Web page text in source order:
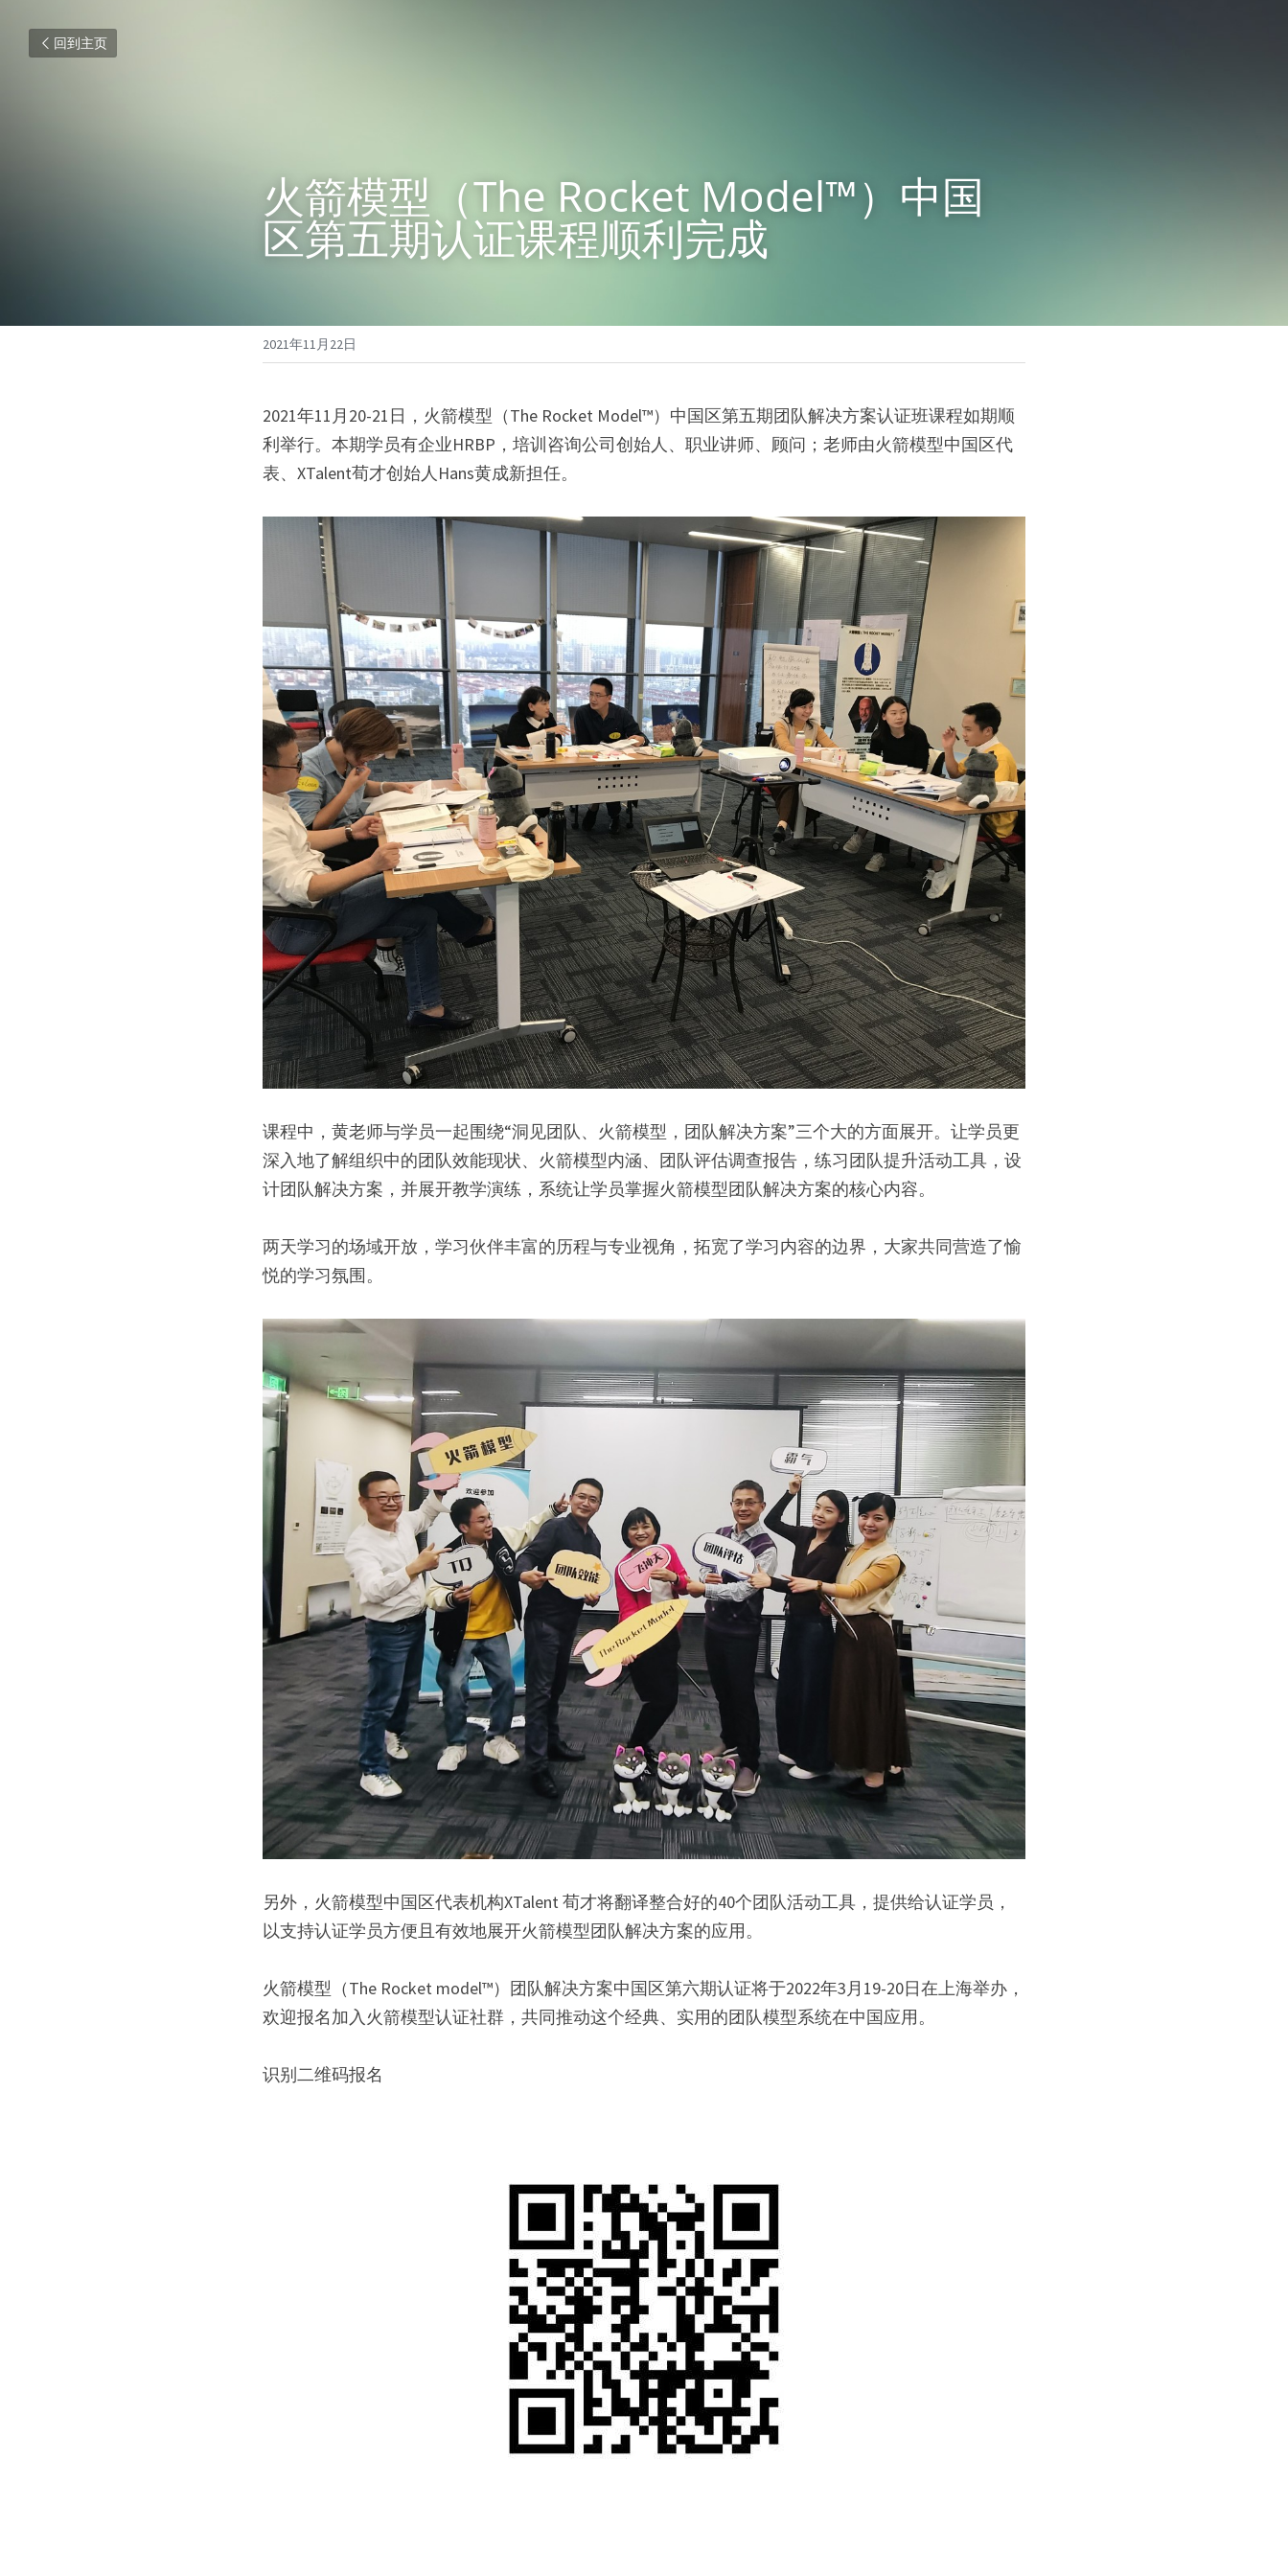
回到主页
火箭模型（The Rocket Model™）中国
区第五期认证课程顺利完成
2021年11月22日
2021年11月20-21日，火箭模型（The Rocket Model™）中国区第五期团队解决方案认证班课程如期顺
利举行。本期学员有企业HRBP，培训咨询公司创始人、职业讲师、顾问；老师由火箭模型中国区代
表、XTalent荀才创始人Hans黄成新担任。
课程中，黄老师与学员一起围绕“洞见团队、火箭模型，团队解决方案”三个大的方面展开。让学员更
深入地了解组织中的团队效能现状、火箭模型内涵、团队评估调查报告，练习团队提升活动工具，设
计团队解决方案，并展开教学演练，系统让学员掌握火箭模型团队解决方案的核心内容。
两天学习的场域开放，学习伙伴丰富的历程与专业视角，拓宽了学习内容的边界，大家共同营造了愉
悦的学习氛围。
另外，火箭模型中国区代表机构XTalent 荀才将翻译整合好的40个团队活动工具，提供给认证学员，
以支持认证学员方便且有效地展开火箭模型团队解决方案的应用。
火箭模型（The Rocket model™）团队解决方案中国区第六期认证将于2022年3月19-20日在上海举办，
欢迎报名加入火箭模型认证社群，共同推动这个经典、实用的团队模型系统在中国应用。
识别二维码报名